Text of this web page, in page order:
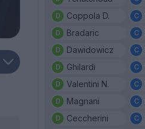
Coppola D.
Bradaric
Dawidowicz
Ghilardi
Valentini N.
Magnani
Ceccherini